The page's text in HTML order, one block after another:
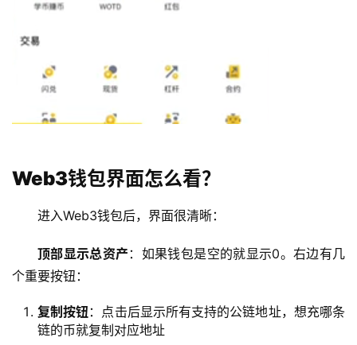
Web3钱包界面怎么看？
进入Web3钱包后，界面很清晰：
顶部显示总资产 ：如果钱包是空的就显示0。右边有几
个重要按钮：
复制按钮 ：点击后显示所有支持的公链地址，想充哪条
链的币就复制对应地址